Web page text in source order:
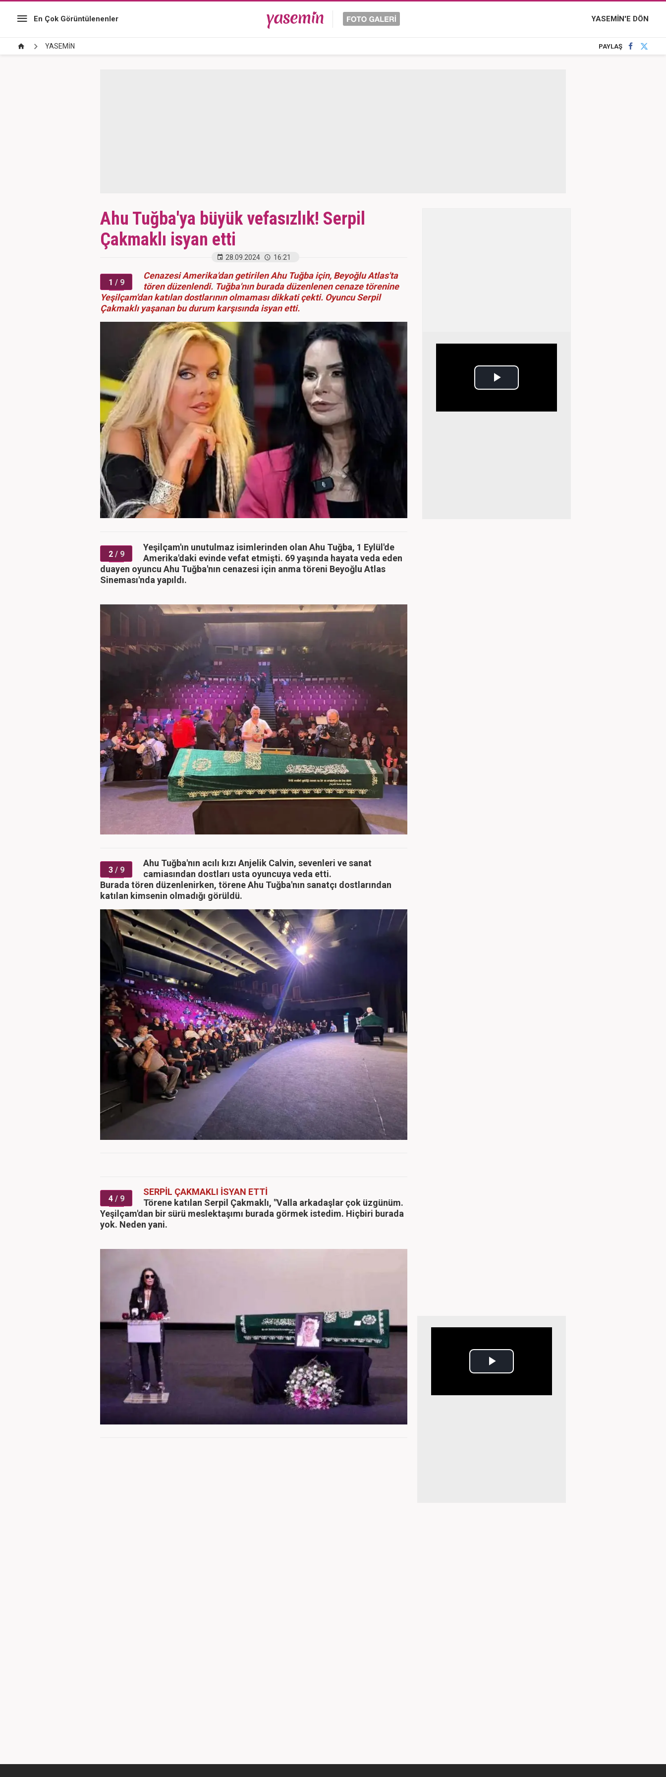
En Çok Görüntülenenler YASEMİN'E DÖN
YASEMİN PAYLAŞ
Ahu Tuğba'ya büyük vefasızlık! Serpil
Çakmaklı isyan etti
28.09.2024 16:21
1 / 9
Cenazesi Amerika'dan getirilen Ahu Tuğba için, Beyoğlu Atlas'ta
tören düzenlendi. Tuğba'nın burada düzenlenen cenaze törenine
Yeşilçam'dan katılan dostlarının olmaması dikkati çekti. Oyuncu Serpil
Çakmaklı yaşanan bu durum karşısında isyan etti.
2 / 9
Yeşilçam'ın unutulmaz isimlerinden olan Ahu Tuğba, 1 Eylül'de
Amerika'daki evinde vefat etmişti. 69 yaşında hayata veda eden
duayen oyuncu Ahu Tuğba'nın cenazesi için anma töreni Beyoğlu Atlas
Sineması'nda yapıldı.
3 / 9
Ahu Tuğba'nın acılı kızı Anjelik Calvin, sevenleri ve sanat
camiasından dostları usta oyuncuya veda etti.
Burada tören düzenlenirken, törene Ahu Tuğba'nın sanatçı dostlarından
katılan kimsenin olmadığı görüldü.
4 / 9
SERPİL ÇAKMAKLI İSYAN ETTİ
Törene katılan Serpil Çakmaklı, "Valla arkadaşlar çok üzgünüm.
Yeşilçam'dan bir sürü meslektaşımı burada görmek istedim. Hiçbiri burada
yok. Neden yani.